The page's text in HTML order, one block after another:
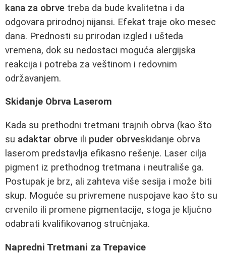
kana za obrve treba da bude kvalitetna i da
odgovara prirodnoj nijansi. Efekat traje oko mesec
dana. Prednosti su prirodan izgled i ušteda
vremena, dok su nedostaci moguća alergijska
reakcija i potreba za veštinom i redovnim
održavanjem.
Skidanje Obrva Laserom
Kada su prethodni tretmani trajnih obrva (kao što
su adaktar obrve ili puder obrveskidanje obrva
laserom predstavlja efikasno rešenje. Laser cilja
pigment iz prethodnog tretmana i neutrališe ga.
Postupak je brz, ali zahteva više sesija i može biti
skup. Moguće su privremene nuspojave kao što su
crvenilo ili promene pigmentacije, stoga je ključno
odabrati kvalifikovanog stručnjaka.
Napredni Tretmani za Trepavice